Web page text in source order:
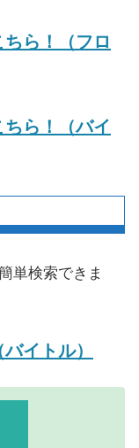
ら！（フロ
ら！（バイ
単検索できま
イトル）